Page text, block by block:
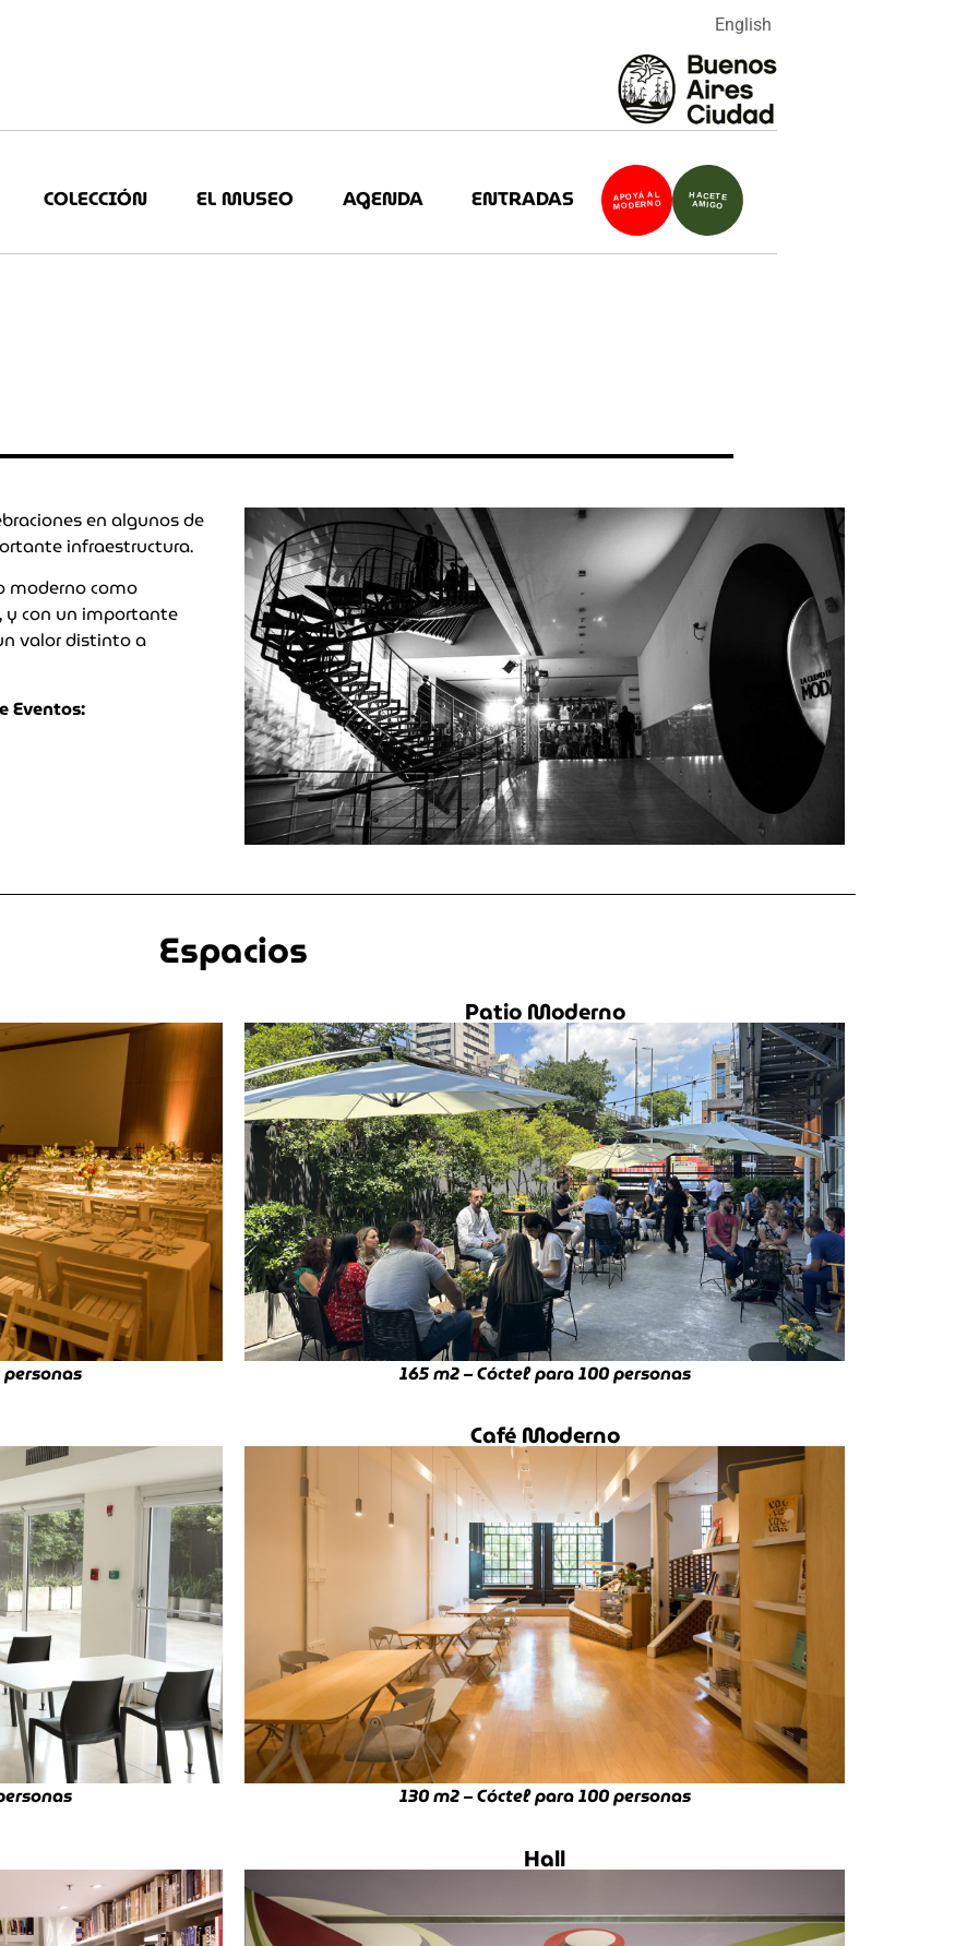
English
COLECCIÓN EL MUSEO AGENDA ENTRADAS APOYÁ AL
MODERNO
HACETE
AMIGO
en algunos de
infraestructura.
moderno como
y con un importante
valor distinto a
Eventos:
Espacios
Patio Moderno
165 m2– Cóctel para 100 personas
Café Moderno
130 m2– Cóctel para 100 personas
Hall